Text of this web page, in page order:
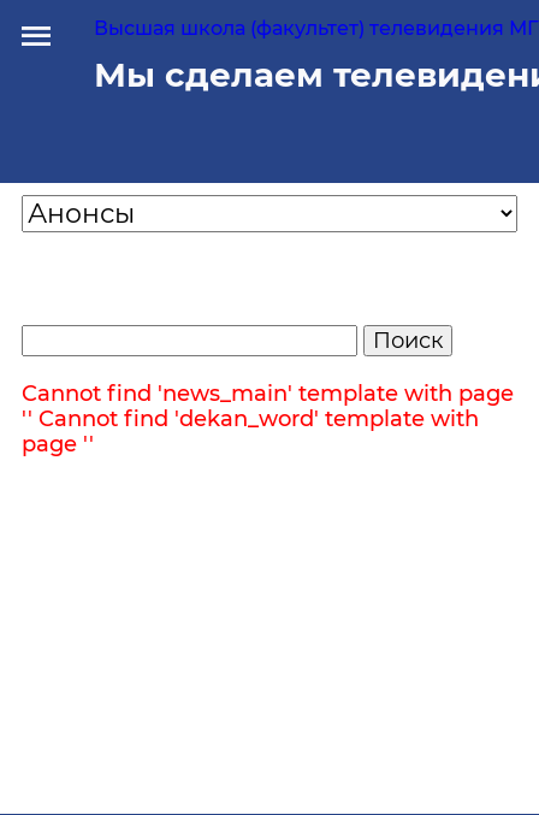
Высшая школа (факультет) телевидения
Мы сделаем
Cannot find 'news_main' template with page
'' Cannot find 'dekan_word' template with
page ''